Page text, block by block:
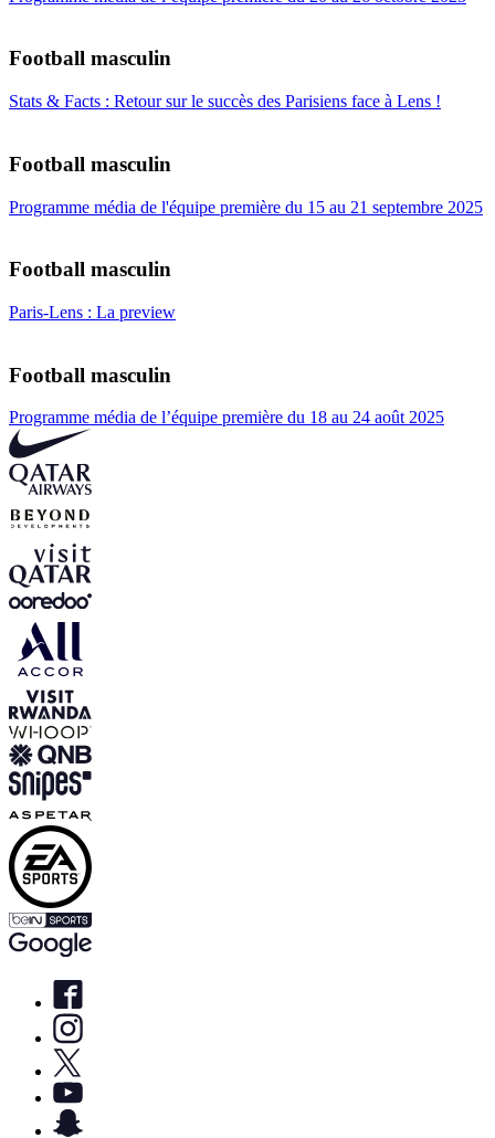
Football masculin
Stats & Facts : Retour sur le succès des Parisiens face à Lens !
Football masculin
Programme média de l'équipe première du 15 au 21 septembre 2025
Football masculin
Paris-Lens : La preview
Football masculin
Programme média de l’équipe première du 18 au 24 août 2025